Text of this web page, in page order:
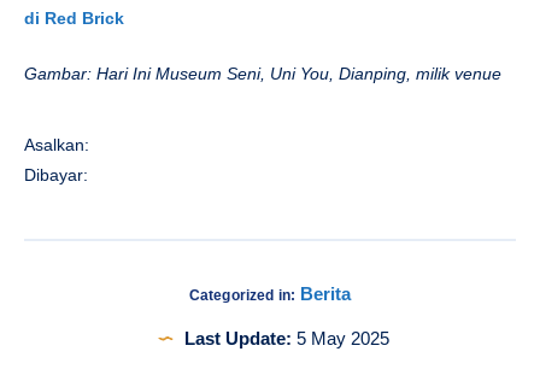
di Red Brick
Gambar: Hari Ini Museum Seni, Uni You, Dianping, milik venue
Asalkan:
Dibayar:
Categorized in: Berita
Last Update: 5 May 2025